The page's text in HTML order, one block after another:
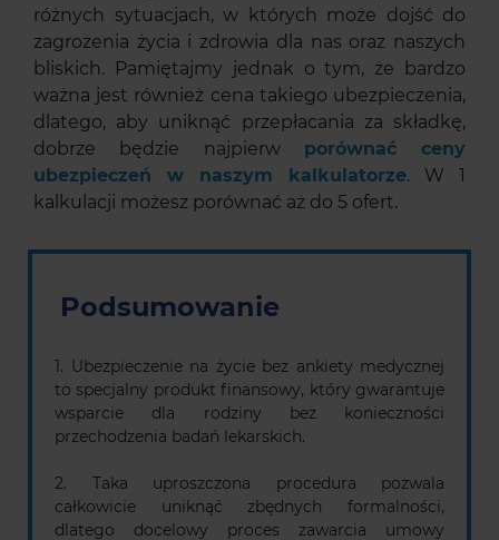
różnych sytuacjach, w których może dojść do
zagrożenia życia i zdrowia dla nas oraz naszych
bliskich. Pamiętajmy jednak o tym, że bardzo
ważna jest również cena takiego ubezpieczenia,
dlatego, aby uniknąć przepłacania za składkę,
dobrze będzie najpierw porównać ceny
ubezpieczeń w naszym kalkulatorze. W 1
kalkulacji możesz porównać aż do 5 ofert.
Podsumowanie
1. Ubezpieczenie na życie bez ankiety medycznej
to specjalny produkt finansowy, który gwarantuje
wsparcie dla rodziny bez konieczności
przechodzenia badań lekarskich.
2. Taka uproszczona procedura pozwala
całkowicie uniknąć zbędnych formalności,
dlatego docelowy proces zawarcia umowy